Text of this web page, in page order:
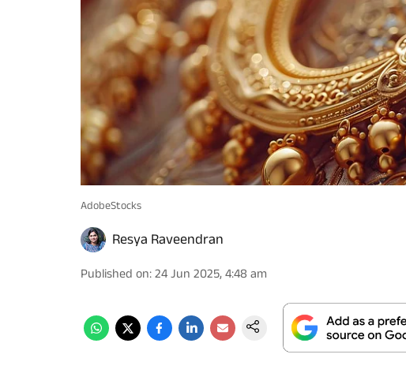
AdobeStocks
Resya Raveendran
Published on:24 Jun 2025, 4:48 am